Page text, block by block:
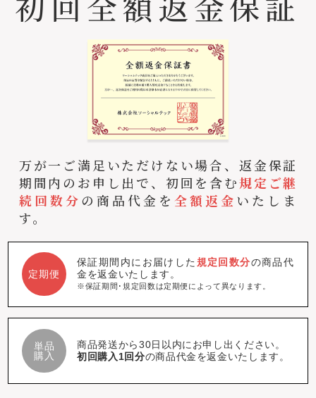
万が一ご満足いただけない場合、返金保証
期間内のお申し出で、初回を含む規定ご継
続回数分の商品代金を全額返金 いたしま
す。
定期便
保証期間内にお届けした 規定回数分の商品代
金を返金いたします。
※保証期間･規定回数は定期便によって異なります。
単品
購入
商品発送から30日以内にお申し出ください。
初回購入1回分の商品代金を返金いたします。